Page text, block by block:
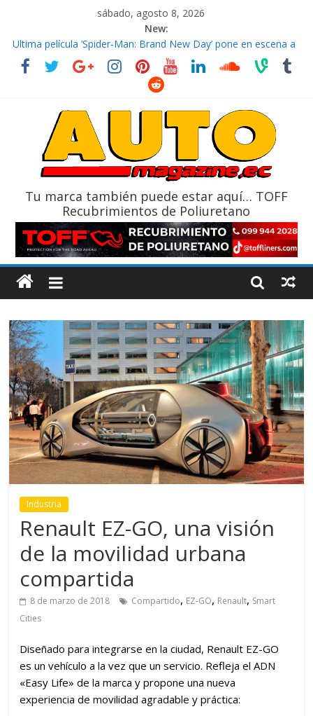
sábado, agosto 8, 2026
New:
El costo de tener un vehículo gana protagonismo a la hora de
decidir
Ultima película ‘Spider‑Man: Brand New Day’ pone en escena a
La Vuelta al Ecuador 2026, edición 47ª, recorre 7 provincias en 8
La FEDAK recibe 12 Sinotruk Bolden para cubrir las rutas de La
Tu marca también puede estar aquí… TOFF
Recubrimientos de Poliuretano
Industria
Renault EZ-GO, una visión
de la movilidad urbana
compartida
8 de marzo de 2018 Compartido, EZ-GO, Renault, Smart
Cities
Diseñado para integrarse en la ciudad, Renault EZ-GO
es un vehículo a la vez que un servicio. Refleja el ADN
«Easy Life» de la marca y propone una nueva
experiencia de movilidad agradable y práctica: